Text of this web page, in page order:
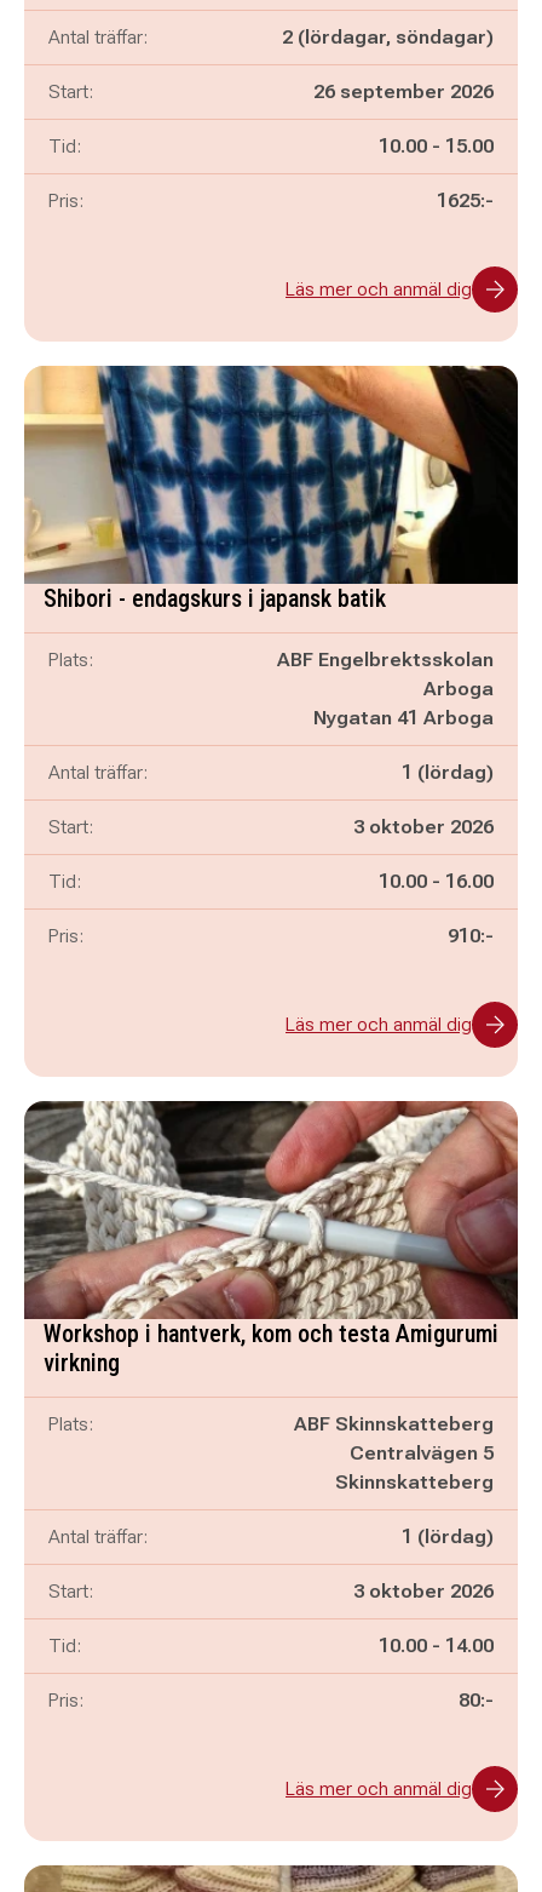
Antal träffar: 2 (lördagar, söndagar)
Start: 26 september 2026
Tid: Pågår mellan
10.00 - och
15.00
Pris: 1625:-
Läs mer och anmäl dig
Shibori - endagskurs i japansk batik
Plats:
ABF Engelbrektsskolan
Arboga
Nygatan 41 Arboga
Antal träffar: 1 (lördag)
Start: 3 oktober 2026
Tid: Pågår mellan
10.00 - och
16.00
Pris: 910:-
Läs mer och anmäl dig
Workshop i hantverk, kom och testa Amigurumi
virkning
Plats:
ABF Skinnskatteberg
Centralvägen 5
Skinnskatteberg
Antal träffar: 1 (lördag)
Start: 3 oktober 2026
Tid: Pågår mellan
10.00 - och
14.00
Pris: 80:-
Läs mer och anmäl dig